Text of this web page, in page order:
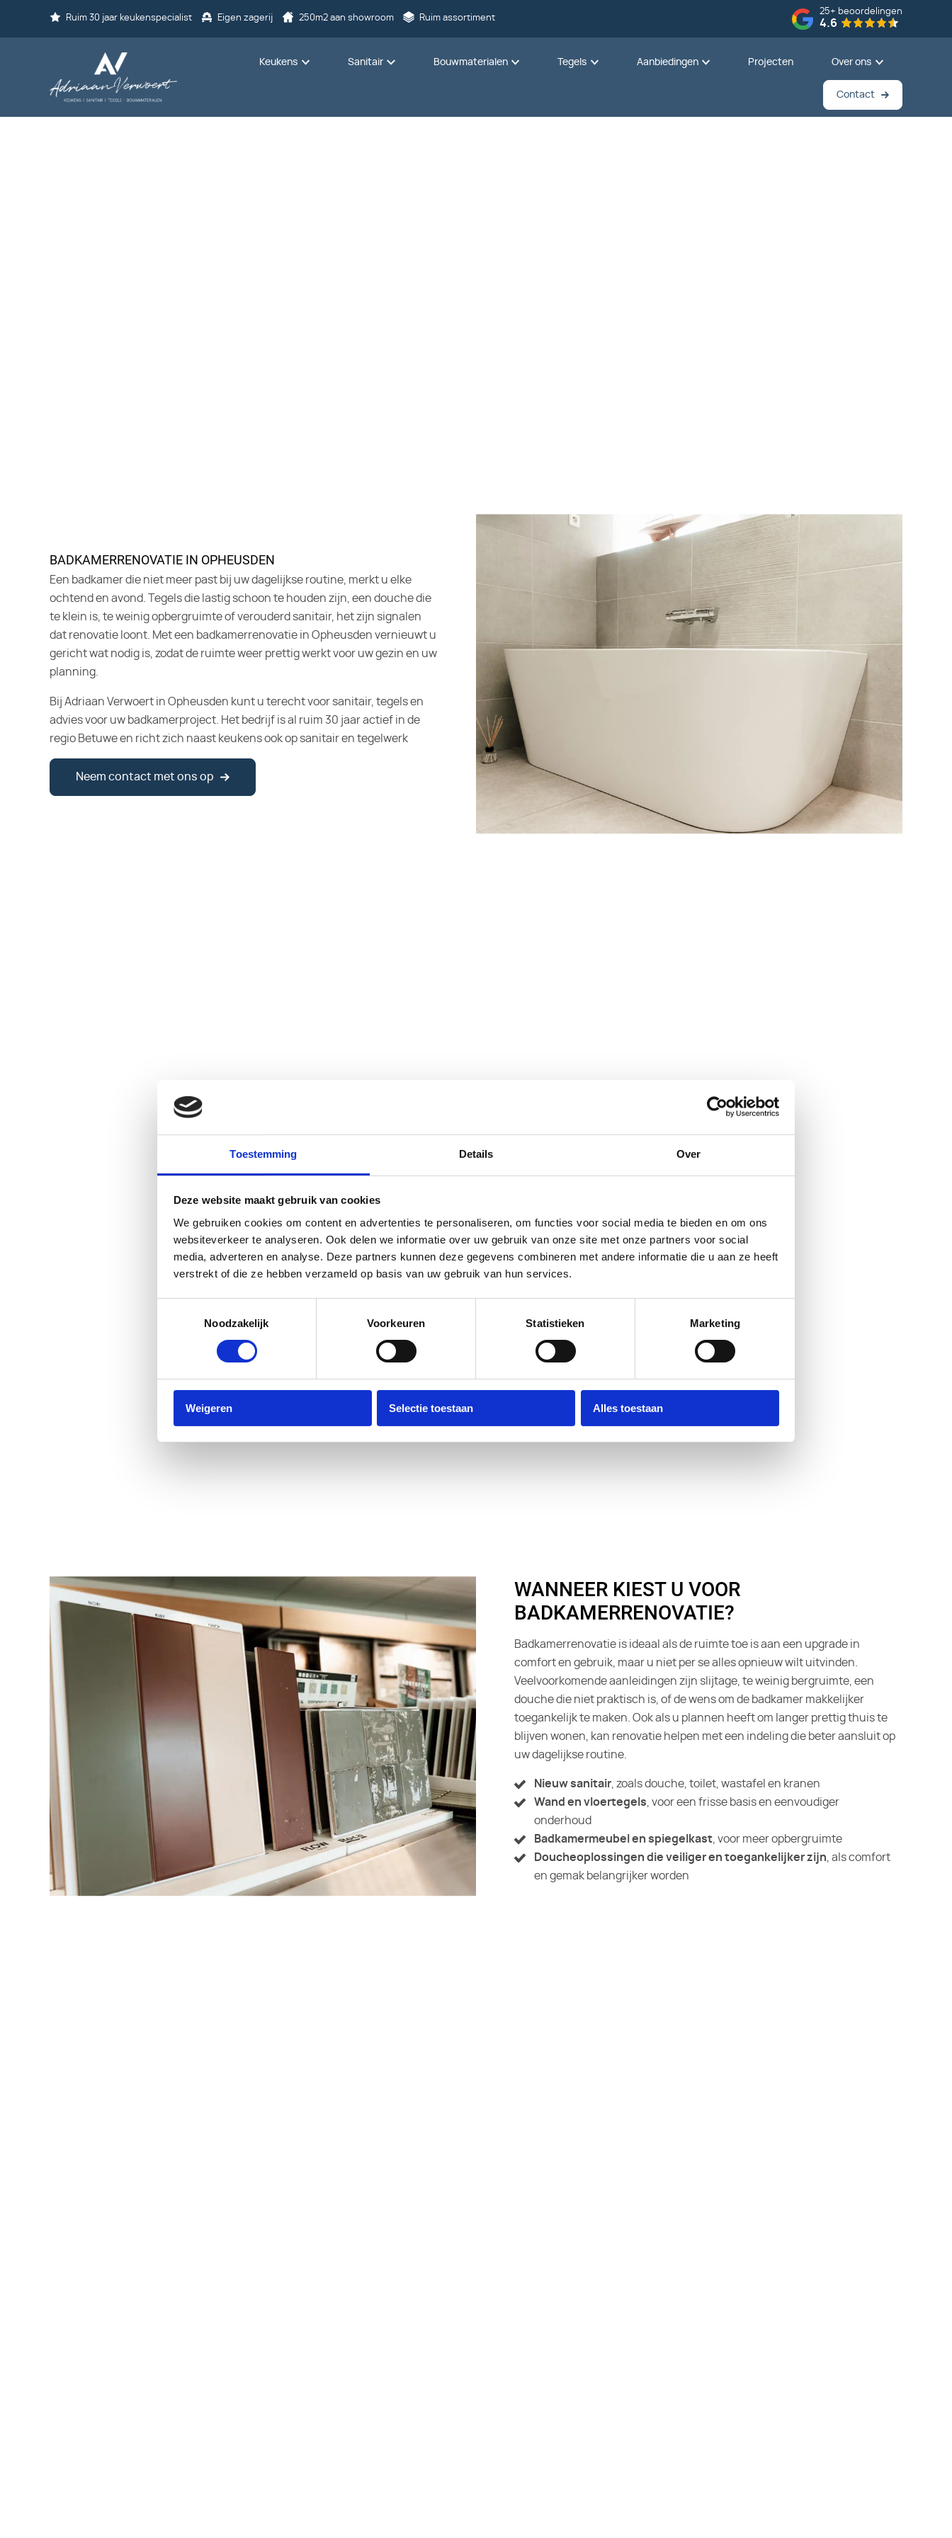
Toestemming Details Over
Deze website maakt gebruik van cookies
We gebruiken cookies om content en advertenties te personaliseren, om functies voor social media te bieden en om ons
websiteverkeer te analyseren. Ook delen we informatie over uw gebruik van onze site met onze partners voor social
media, adverteren en analyse. Deze partners kunnen deze gegevens combineren met andere informatie die u aan ze heeft
verstrekt of die ze hebben verzameld op basis van uw gebruik van hun services.
Noodzakelijk
Voorkeuren Statistieken Marketing
Weigeren Selectie toestaan Alles toestaan
Ruim 30 jaar keukenspecialist Eigen zagerij 250m2 aan showroom Ruim assortiment
25+ beoordelingen
4.6
Keukens Sanitair Bouwmaterialen Tegels Aanbiedingen Projecten Over ons
Contact
BADKAMERRENOVATIE IN OPHEUSDEN
Een badkamer die niet meer past bij uw dagelijkse routine, merkt u elke
ochtend en avond. Tegels die lastig schoon te houden zijn, een douche die
te klein is, te weinig opbergruimte of verouderd sanitair, het zijn signalen
dat renovatie loont. Met een badkamerrenovatie in Opheusden vernieuwt u
gericht wat nodig is, zodat de ruimte weer prettig werkt voor uw gezin en uw
planning.
Bij Adriaan Verwoert in Opheusden kunt u terecht voor sanitair, tegels en
advies voor uw badkamerproject. Het bedrijf is al ruim 30 jaar actief in de
regio Betuwe en richt zich naast keukens ook op sanitair en tegelwerk
Neem contact met ons op
WANNEER KIEST U VOOR
BADKAMERRENOVATIE?
Badkamerrenovatie is ideaal als de ruimte toe is aan een upgrade in
comfort en gebruik, maar u niet per se alles opnieuw wilt uitvinden.
Veelvoorkomende aanleidingen zijn slijtage, te weinig bergruimte, een
douche die niet praktisch is, of de wens om de badkamer makkelijker
toegankelijk te maken. Ook als u plannen heeft om langer prettig thuis te
blijven wonen, kan renovatie helpen met een indeling die beter aansluit op
uw dagelijkse routine.
Nieuw sanitair, zoals douche, toilet, wastafel en kranen
Wand en vloertegels , voor een frisse basis en eenvoudiger
onderhoud
Badkamermeubel en spiegelkast, voor meer opbergruimte
Doucheoplossingen die veiliger en toegankelijker zijn , als comfort
en gemak belangrijker worden